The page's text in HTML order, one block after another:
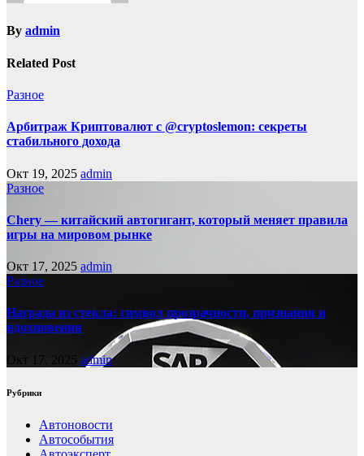
By admin
Related Post
Разное
Арбитраж Криптовалют с @cryptoslemon: секреты
стабильного дохода
Окт 19, 2025 admin
Разное
Chery — китайский автогигант, который меняет правила
игры на мировом рынке
Окт 17, 2025 admin
Разное
Награда из стекла: символ прозрачности, признания и
вдохновения
Окт 17, 2025 admin
Рубрики
Автоновости
Автособытия